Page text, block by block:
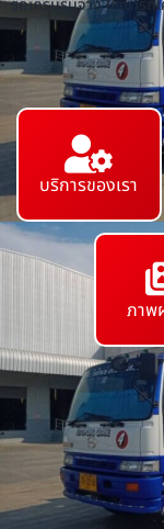
รถเครนรับจ้าง ให้เช่าร
บริการของเรา
ภาพ